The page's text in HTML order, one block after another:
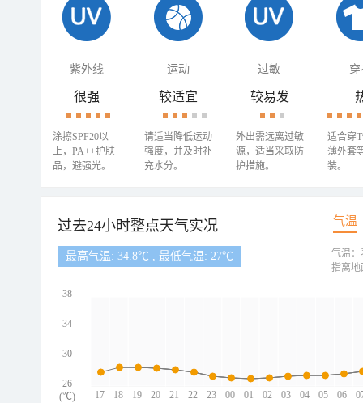
紫外线 运动 过敏 穿
很强
涂擦SPF20以
上，PA++护肤
品，避强光。
较适宜
请适当降低运动
强度，并及时补
充水分。
较易发
外出需远离过敏
源，适当采取防
护措施。
适合穿
薄外套
装。
过去24小时整点天气实况 气温
最高气温: 34.8℃ , 最低气温: 27℃
17 18 19 20 21 22 23 00 01 02 03 04 05 06
38
34
30
26
(℃)
气温：
指离地